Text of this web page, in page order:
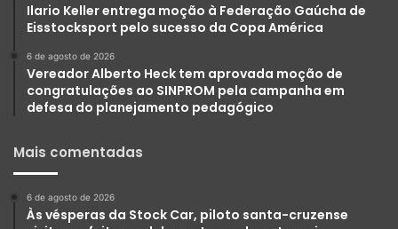
Ilario Keller entrega moção à Federação Gaúcha de
Eisstocksport pelo sucesso da Copa América
6 de agosto de 2026
Vereador Alberto Heck tem aprovada moção de
congratulações ao SINPROM pela campanha em
defesa do planejamento pedagógico
Mais comentadas
6 de agosto de 2026
Às vésperas da Stock Car, piloto santa-cruzense